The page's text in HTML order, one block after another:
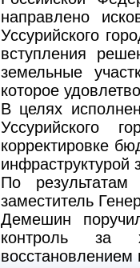
направлено
Уссурийского
вступления
земельные
которое
В целях
Уссурийского
корректировке
инфраструктурой
По
заместитель
Демешин
контроль за
восстановлением